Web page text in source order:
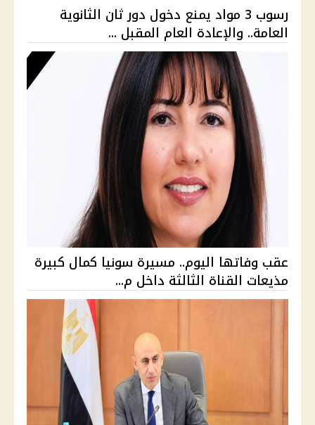
رسوب 3 مواد يمنع دخول دور ثان الثانوية
العامة.. والإعادة العام المقبل ...
عقب وفاتها اليوم.. مسيرة سونيا كمال كبيرة
مذيعات القناة الثالثة داخل م...